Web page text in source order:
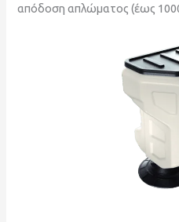
απόδοση απλώματος (έως